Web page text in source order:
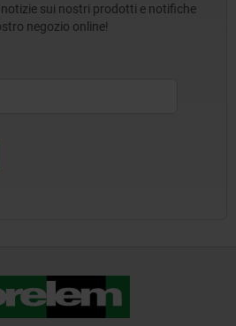
notizie sui nostri prodotti e notifiche
negozio online!